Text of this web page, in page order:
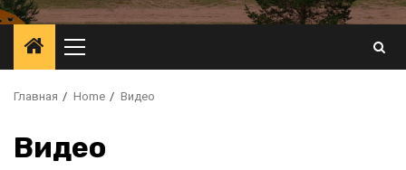
Основное
меню
Главная Home Видео
Видео